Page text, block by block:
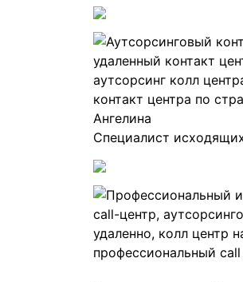
Ангелина
Специалист